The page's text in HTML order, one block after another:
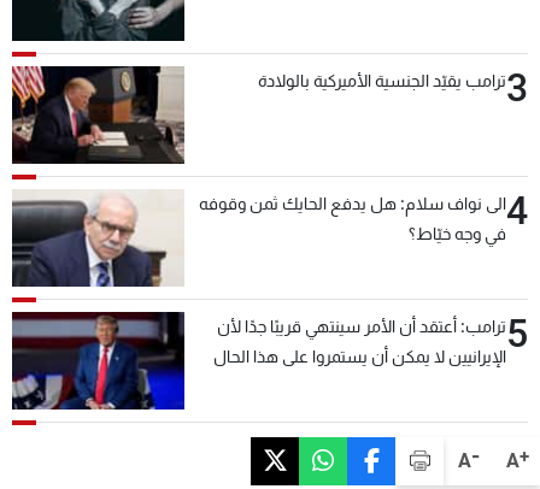
A+
A-
3ترامب يقيّد الجنسية الأميركية بالولادة
4الى نواف سلام: هل يدفع الحايك ثمن وقوفه
في وجه خيّاط؟
5ترامب: أعتقد أن الأمر سينتهي قريبًا جدًا لأن
الإيرانيين لا يمكن أن يستمروا على هذا الحال